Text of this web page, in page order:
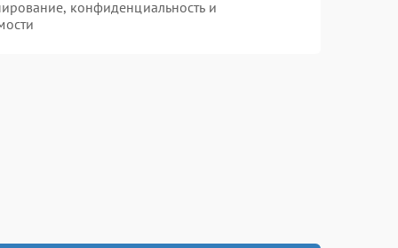
конфиденциальность и